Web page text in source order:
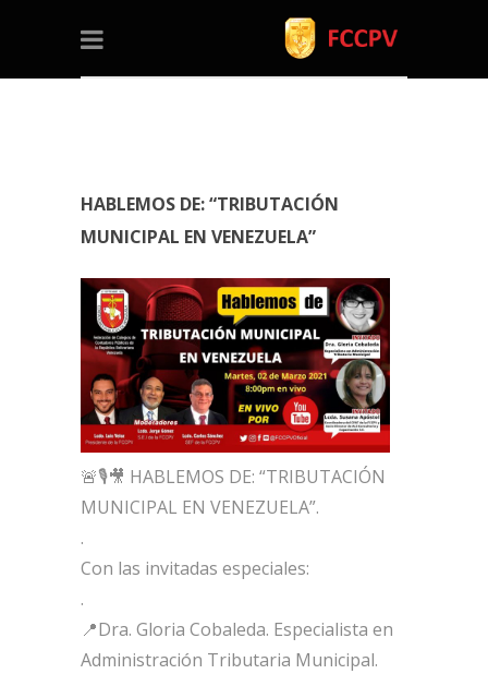
HABLEMOS DE: “TRIBUTACIÓN
MUNICIPAL EN VENEZUELA”
🚨🎙🎥 HABLEMOS DE: “TRIBUTACIÓN
MUNICIPAL EN VENEZUELA”.
.
Con las invitadas especiales:
.
📍Dra. Gloria Cobaleda. Especialista en
Administración Tributaria Municipal.